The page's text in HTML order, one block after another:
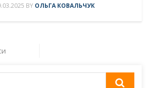
BY ОЛЬГА КОВАЛЬЧУК